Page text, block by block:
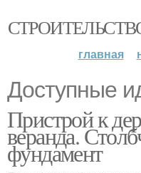
главная
Доступные
Пристрой к
веранда.
фундамент